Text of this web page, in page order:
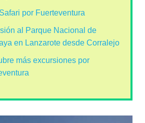
por Fuerteventura
al Parque Nacional de
en Lanzarote desde Corralejo
más excursiones por